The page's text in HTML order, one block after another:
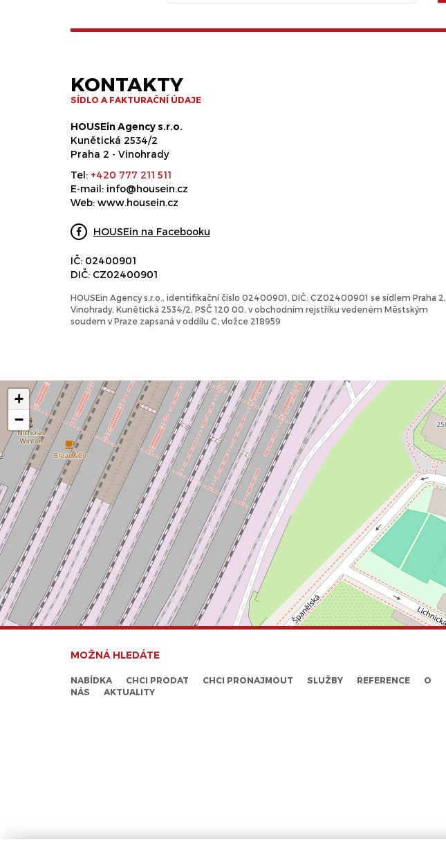
KONTAKTY
SÍDLO A FAKTURAČNÍ ÚDAJE
HOUSEin Agency s.r.o.
Kunětická 2534/2
Praha 2 - Vinohrady
Tel: +420 777 211 511
E-mail: info@housein.cz
Web: www.housein.cz
HOUSEin na Facebooku
IČ: 02400901
DIČ: CZ02400901
HOUSEin Agency s.r.o., identifikační číslo 02400901, DIČ: CZ02400901 se sídlem Praha 2,
Vinohrady, Kunětická 2534/2, PSČ 120 00, v obchodním rejstříku vedeném Městským
soudem v Praze zapsaná v oddílu C, vložce 218959
+
−
MOŽNÁ HLEDÁTE
NABÍDKA CHCI PRODAT CHCI PRONAJMOUT SLUŽBY REFERENCE
O
NÁS
AKTUALITY